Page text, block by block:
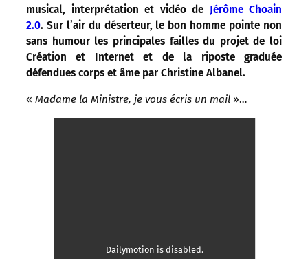
musical, interprétation et vidéo de Jérôme Choain
2.0. Sur l’air du déserteur, le bon homme pointe non
sans humour les principales failles du projet de loi
Création et Internet et de la riposte graduée
défendues corps et âme par Christine Albanel.
« Madame la Ministre, je vous écris un mail »…
Dailymotion is disabled.